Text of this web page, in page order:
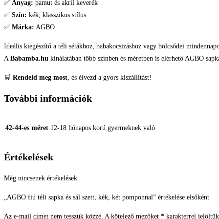
✅ Anyag: pamut és akril keverék
✅ Szín: kék, klasszikus stílus
✅ Márka: AGBO
Ideális kiegészítő a téli sétákhoz, babakocsizáshoz vagy bölcsődei
A Babamba.hu kínálatában több színben és méretben is elérhető AGBO
🛒 Rendeld meg most , és élvezd a gyors kiszállítást!
További információk
42-44-es méret 12-18 hónapos korú gyermeknek való
Értékelések
Még nincsenek értékelések.
„AGBO fiú téli sapka és sál szett, kék, két pomponnal” értékelése elsőként
Az e-mail címet nem tesszük közzé. A kötelező mezőket * karakterrel jelöltük